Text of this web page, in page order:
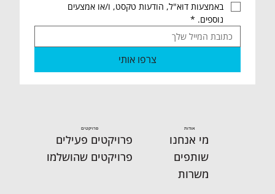
נוספים. *
צרפו אותי
אודות
מי אנחנו
שותפים
משרות
פרויקטים
פרויקטים פעילים
פרויקטים שהושלמו